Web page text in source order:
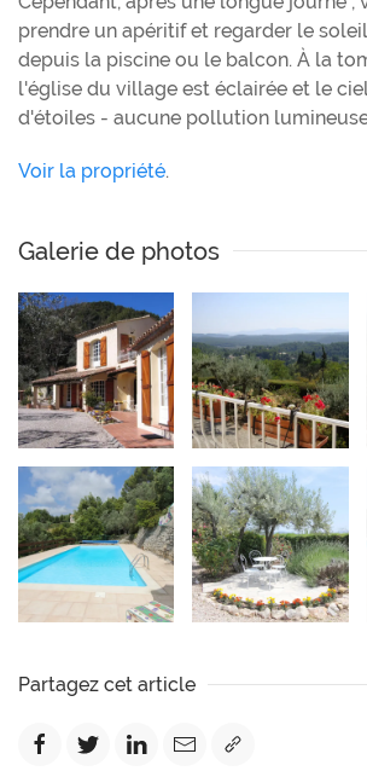
prendre un apéritif et regarder le
depuis la piscine ou le balcon. À la
l'église du village est éclairée et le
d'étoiles - aucune pollution
Voir la propriété.
Galerie de photos
Partagez cet article